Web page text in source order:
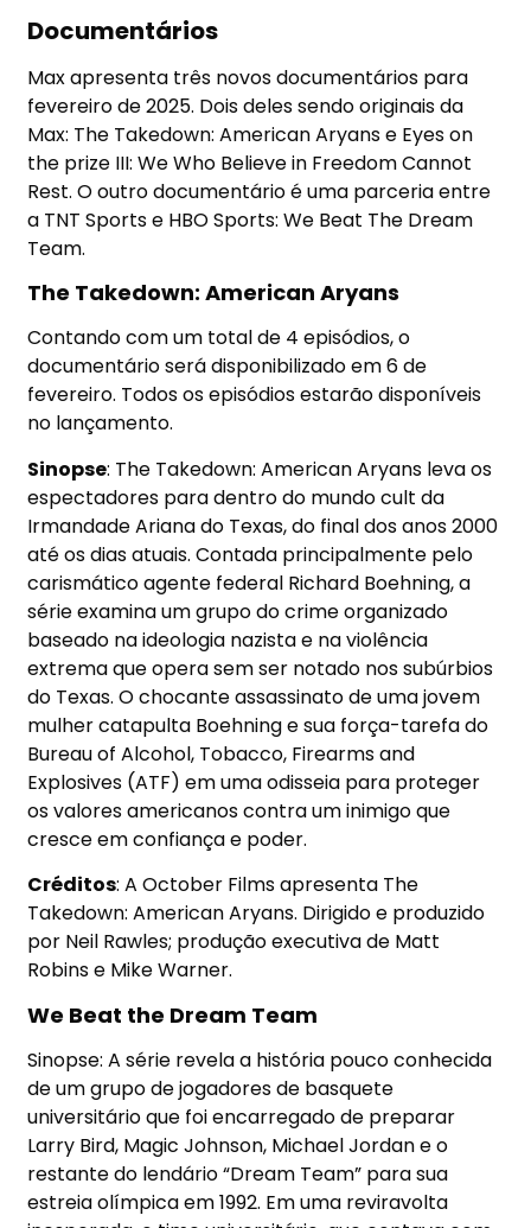
Documentários
Max apresenta três novos documentários para
fevereiro de 2025. Dois deles sendo originais da
Max: The Takedown: American Aryans e Eyes on
the prize III: We Who Believe in Freedom Cannot
Rest. O outro documentário é uma parceria entre
a TNT Sports e HBO Sports: We Beat The Dream
Team.
The Takedown: American Aryans
Contando com um total de 4 episódios, o
documentário será disponibilizado em 6 de
fevereiro. Todos os episódios estarão disponíveis
no lançamento.
Sinopse: The Takedown: American Aryans leva os
espectadores para dentro do mundo cult da
Irmandade Ariana do Texas, do final dos anos 2000
até os dias atuais. Contada principalmente pelo
carismático agente federal Richard Boehning, a
série examina um grupo do crime organizado
baseado na ideologia nazista e na violência
extrema que opera sem ser notado nos subúrbios
do Texas. O chocante assassinato de uma jovem
mulher catapulta Boehning e sua força-tarefa do
Bureau of Alcohol, Tobacco, Firearms and
Explosives (ATF) em uma odisseia para proteger
os valores americanos contra um inimigo que
cresce em confiança e poder.
Créditos: A October Films apresenta The
Takedown: American Aryans. Dirigido e produzido
por Neil Rawles; produção executiva de Matt
Robins e Mike Warner.
We Beat the Dream Team
Sinopse: A série revela a história pouco conhecida
de um grupo de jogadores de basquete
universitário que foi encarregado de preparar
Larry Bird, Magic Johnson, Michael Jordan e o
restante do lendário “Dream Team” para sua
estreia olímpica em 1992. Em uma reviravolta